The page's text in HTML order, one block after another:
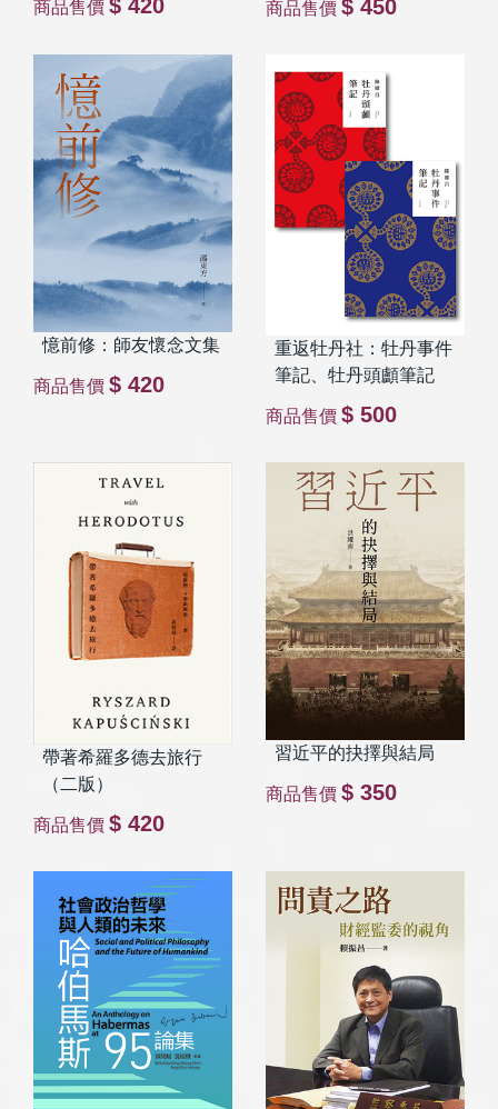
商品售價 $ 420 商品售價 $ 450
憶前修：師友懷念文集
商品售價 $ 420
重返牡丹社：牡丹事件
筆記、牡丹頭顱筆記
商品售價 $ 500
帶著希羅多德去旅行
（二版）
商品售價 $ 420
習近平的抉擇與結局
商品售價 $ 350